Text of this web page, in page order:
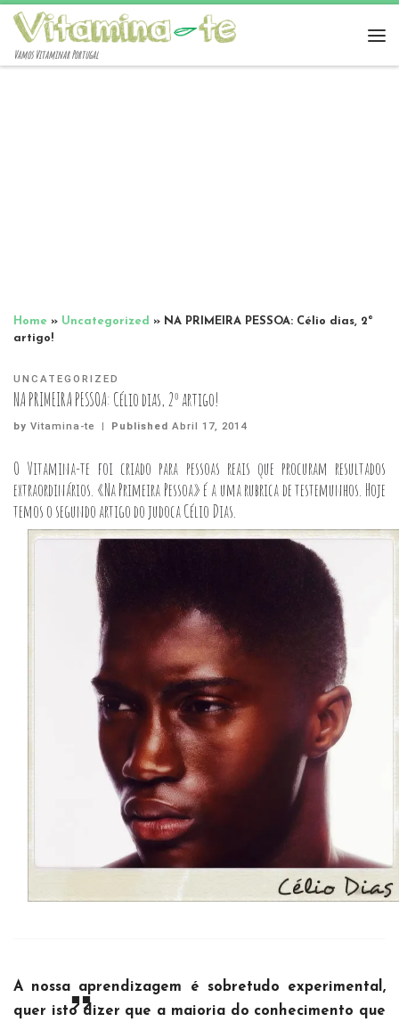
Vamos Vitaminar Portugal
Home » Uncategorized » NA PRIMEIRA PESSOA: Célio dias, 2º
artigo!
UNCATEGORIZED
NA PRIMEIRA PESSOA: Célio dias, 2º artigo!
by Vitamina-te | PublishedAbril 17, 2014
O Vitamina-te foi criado para pessoas reais que procuram resultados
extraordinários. «Na Primeira Pessoa» é a uma rubrica de testemunhos. Hoje
temos o segundo artigo do judoca Célio Dias.
A nossa aprendizagem é sobretudo experimental,
quer isto dizer que a maioria do conhecimento que